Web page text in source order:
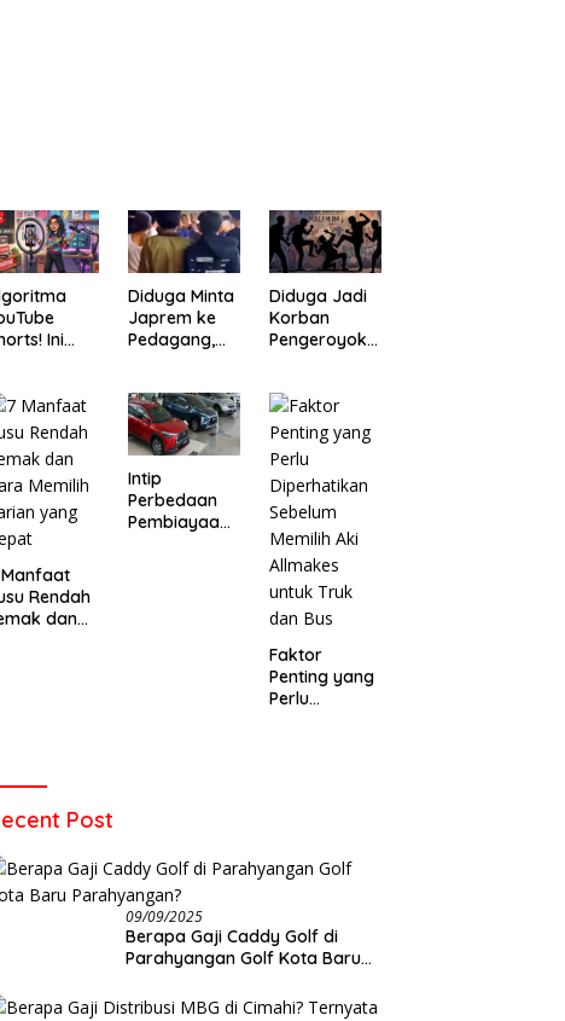
Ini
Baru
yang
Diduga Minta
Japrem ke
Pedagang,
Warga di
Leuwigajah
Cimahi
Diduga Jadi
Korban
Pengeroyoka
Meninggal
Setelah Dua
Hari Dirawat
Rendah
dan
Intip
Perbedaan
Pembiayaan
Faktor
Penting yang
Perlu
Post
09/09/2025
Berapa Gaji Caddy Golf di
Parahyangan Golf Kota Baru